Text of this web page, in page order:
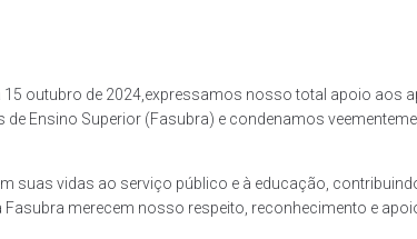
15 outubro de 2024,expressamos nosso total apoio aos
Ensino Superior (Fasubra) e condenamos
suas vidas ao serviço público e à educação,
merecem nosso respeito, reconhecimento e